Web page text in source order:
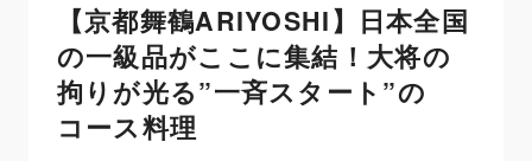
【京都舞鶴ARIYOSHI】日本全国
の一級品がここに集結！大将の
拘りが光る”一斉スタート”の
コース料理